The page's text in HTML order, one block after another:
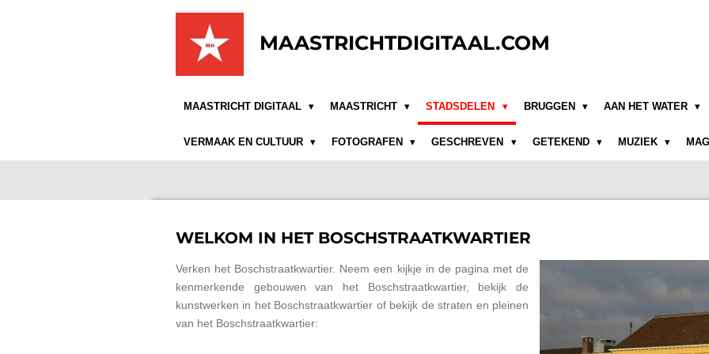
MAASTRICHTDIGITAAL.COM
MAASTRICHT DIGITAAL MAASTRICHT STADSDELEN BRUGGEN AAN HET WATER
VERMAAK EN CULTUUR FOTOGRAFEN GESCHREVEN GETEKEND MUZIEK
WELKOM IN HET BOSCHSTRAATKWARTIER
Verken het Boschstraatkwartier. Neem een kijkje in de pagina met de
kenmerkende gebouwen van het Boschstraatkwartier, bekijk de
kunstwerken in het Boschstraatkwartier of bekijk de straten en pleinen
van het Boschstraatkwartier: